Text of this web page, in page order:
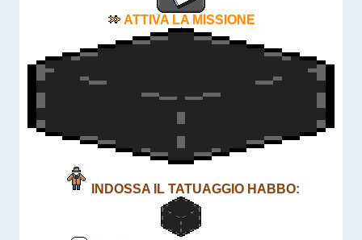
ATTIVA LA MISSIONE
INDOSSA IL TATUAGGIO HABBO: